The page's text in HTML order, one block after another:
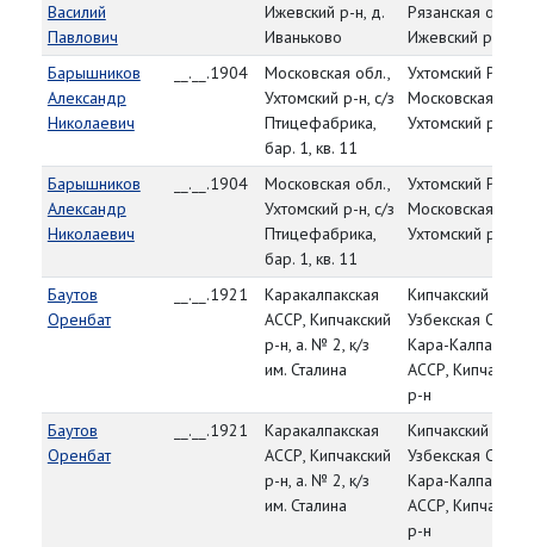
Василий
Павлович
Ижевский р-н, д.
Иваньково
Рязанская обл.,
Ижевский р-н
Барышников
Александр
Николаевич
__.__.1904
Московская обл.,
Ухтомский р-н, с/з
Птицефабрика,
бар. 1, кв. 11
Ухтомский РВК,
Московская обл.,
Ухтомский р-н
Барышников
Александр
Николаевич
__.__.1904
Московская обл.,
Ухтомский р-н, с/з
Птицефабрика,
бар. 1, кв. 11
Ухтомский РВК,
Московская обл.,
Ухтомский р-н
Баутов
Оренбат
__.__.1921
Каракалпакская
АССР, Кипчакский
р-н, а. № 2, к/з
им. Сталина
Кипчакский РВК,
Узбекская ССР,
Кара-Калпакская
АССР, Кипчакский
р-н
Баутов
Оренбат
__.__.1921
Каракалпакская
АССР, Кипчакский
р-н, а. № 2, к/з
им. Сталина
Кипчакский РВК,
Узбекская ССР,
Кара-Калпакская
АССР, Кипчакский
р-н